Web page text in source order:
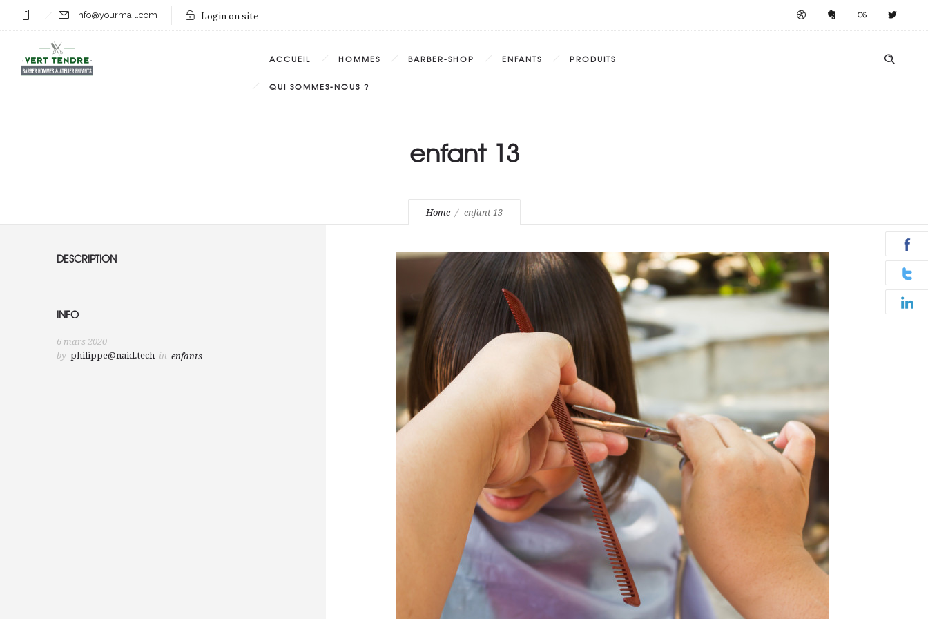
info@yourmail.com Login on site
ACCUEIL HOMMES BARBER-SHOP ENFANTS PRODUITS
QUI SOMMES-NOUS ?
enfant 13
Home enfant 13
DESCRIPTION
INFO
6 mars 2020
by philippe@naid.tech in enfants